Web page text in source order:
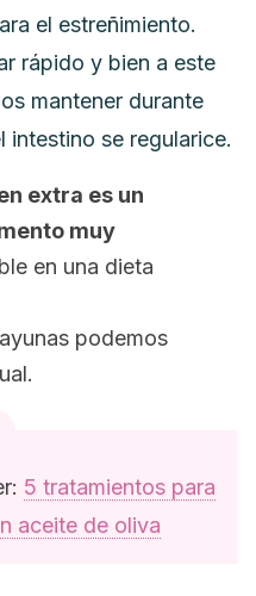
el estreñimiento.
rápido y bien a este
mantener durante
intestino se regularice.
extra es un
muy
en una dieta
podemos
5 tratamientos para
aceite de oliva